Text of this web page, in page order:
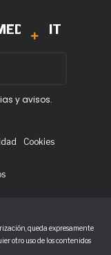
KIT
y avisos.
Cookies
queda expresamente
otro uso de los contenidos